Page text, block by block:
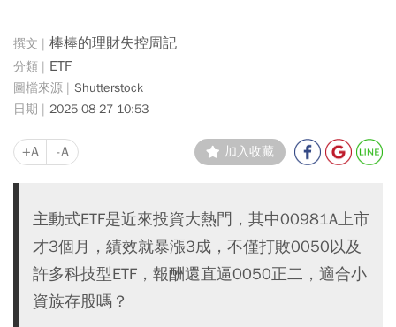
棒棒的理財失控周記
ETF
Shutterstock
2025-08-27 10:53
+A -A 加入收藏
主動式ETF是近來投資大熱門，其中00981A上市
才3個月，績效就暴漲3成，不僅打敗0050以及
許多科技型ETF，報酬還直逼0050正二，適合小
資族存股嗎？